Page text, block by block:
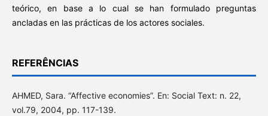
teórico, en base a lo cual se han formulado preguntas
ancladas en las prácticas de los actores sociales.
REFERÊNCIAS
AHMED, Sara. “Affective economies”. En: Social Text: n. 22,
vol.79, 2004, pp. 117-139.